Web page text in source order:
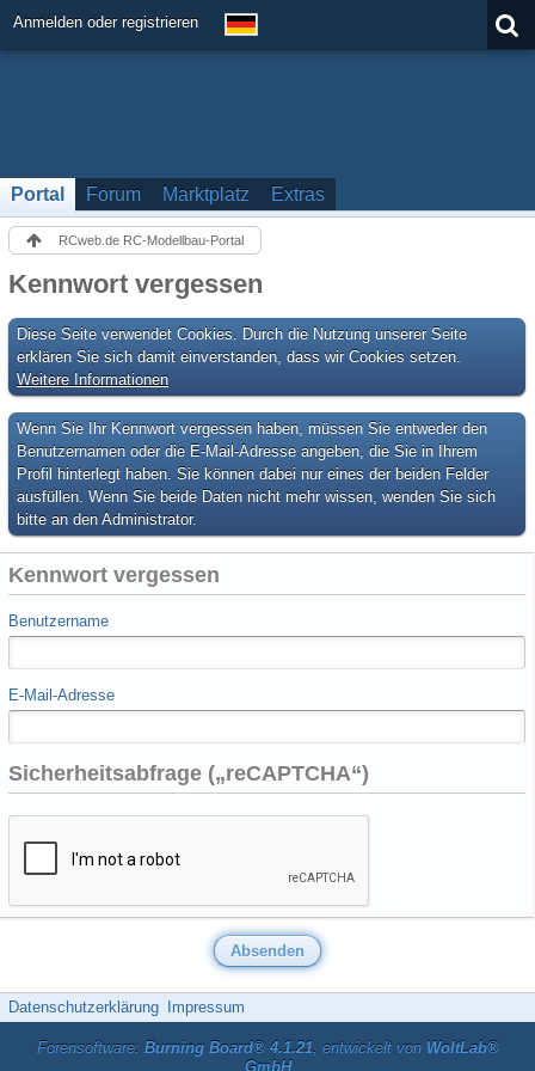
Anmelden oder registrieren
Portal Forum Marktplatz Extras
RCweb.de RC-Modellbau-Portal
Kennwort vergessen
Diese Seite verwendet Cookies. Durch die Nutzung unserer Seite
erklären Sie sich damit einverstanden, dass wir Cookies setzen.
Weitere Informationen
Wenn Sie Ihr Kennwort vergessen haben, müssen Sie entweder den
Benutzernamen oder die E-Mail-Adresse angeben, die Sie in Ihrem
Profil hinterlegt haben. Sie können dabei nur eines der beiden Felder
ausfüllen. Wenn Sie beide Daten nicht mehr wissen, wenden Sie sich
bitte an den Administrator.
Kennwort vergessen
Benutzername
E-Mail-Adresse
Sicherheitsabfrage („reCAPTCHA“)
Datenschutzerklärung Impressum
Forensoftware: Burning Board® 4.1.21, entwickelt von WoltLab®
GmbH